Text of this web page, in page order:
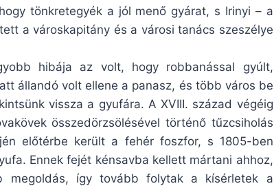
tönkretegyék a jól menő gyárat, s Irinyi – a
a városkapitány és a városi tanács szeszélye
hibája az volt, hogy robbanással gyúlt,
állandó volt ellene a panasz, és több város be
vissza a gyufára. A XVIII. század végéig
összedörzsölésével történő tűzcsiholás
előtérbe került a fehér foszfor, s 1805-ben
Ennek fejét kénsavba kellett mártani ahhoz,
megoldás, így tovább folytak a kísérletek a